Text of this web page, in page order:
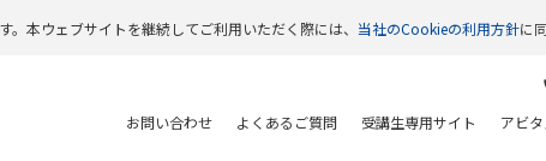
本ウェブサイトを継続してご利用いただく際には、 当社のCookieの利用方針に
お問い合わせ よくあるご質問 受講生専用サイト アビ